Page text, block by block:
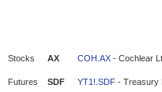
Stocks AX COH.AX - Cochlear
Futures SDF YT1!.SDF - Treasury